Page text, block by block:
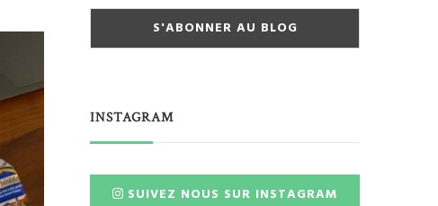
INSTAGRAM
SUIVEZ NOUS SUR INSTAGRAM